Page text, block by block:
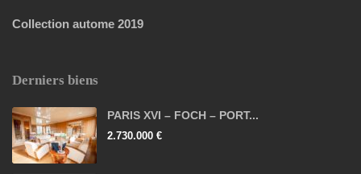
Collection autome 2019
Derniers biens
PARIS XVI – FOCH – PORT...
2.730.000 €